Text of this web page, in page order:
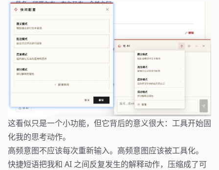
这看似只是一个小功能，但它背后的意义很大：工具开始固
化我的思考动作。
高频意图不应该每次重新输入。高频意图应该被工具化。
快捷短语把我和 AI 之间反复发生的解释动作，压缩成了可